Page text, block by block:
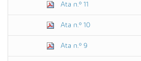
Ata n.º 11
Ata n.º 10
Ata n.º 9